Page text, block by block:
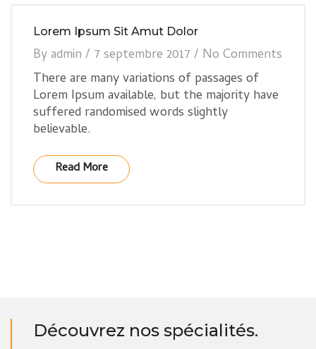
Lorem Ipsum Sit Amut Dolor
Byadmin / 7 septembre 2017 / No Comments
There are many variations of passages of
Lorem Ipsum available, but the majority have
suffered randomised words slightly
believable.
Read More
Découvrez nos spécialités.